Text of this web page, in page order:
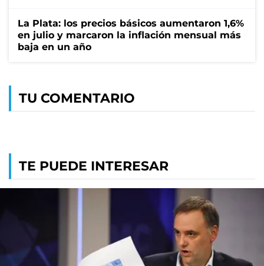
La Plata: los precios básicos aumentaron 1,6%
en julio y marcaron la inflación mensual más
baja en un año
TU COMENTARIO
TE PUEDE INTERESAR